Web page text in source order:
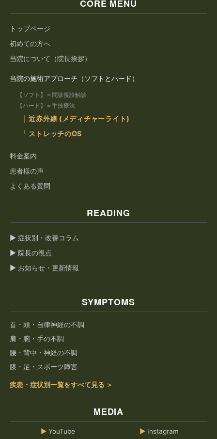
CORE MENU
トップページ
初めての方へ
当院について（院長挨拶）
当院の施術アプローチ（ソフトとハード）
【ソフト】＝問診視診触診
【ハード】＝手技療法
├ 近赤外線 (メディチャーライト)
└ ストレッチのOS
料金案内
患者様の声
よくある質問
READING
▶ 症状別・改善コラム
▶ 院長の視点
▶ お知らせ・更新情報
SYMPTOMS
首・頭・自律神経の不調
肩・腕・手の不調
腰・背中・神経の不調
膝・足・スポーツ障害
疾患・症状別一覧をすべて見る ＞
MEDIA
▶ YouTube ▶ Instagram